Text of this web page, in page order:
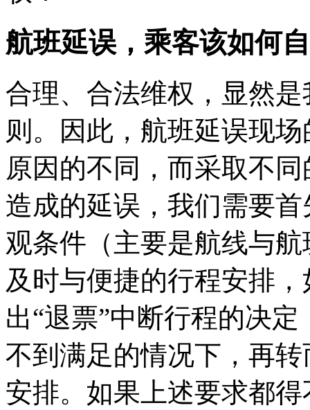
航班延误，乘客该如何
合理、合法维权，显然
则。因此，航班延误现
原因的不同，而采取不
造成的延误，我们需要
观条件（主要是航线与
及时与便捷的行程安排
出“退票”中断行程的决
不到满足的情况下，再
安排。如果上述要求都